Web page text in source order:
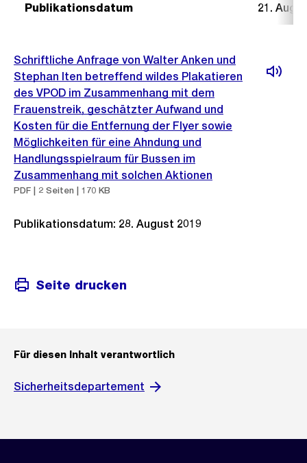
Publikationsdatum 21.
Schriftliche Anfrage von Walter Anken und
Stephan Iten betreffend wildes Plakatieren
des VPOD im Zusammenhang mit dem
Frauenstreik, geschätzter Aufwand und
Kosten für die Entfernung der Flyer sowie
Möglichkeiten für eine Ahndung und
Handlungsspielraum für Bussen im
Zusammenhang mit solchen Aktionen
PDF | 2 Seiten | 170 KB
Publikationsdatum: 28. August 2019
Seite drucken
Für diesen Inhalt verantwortlich
Sicherheitsdepartement